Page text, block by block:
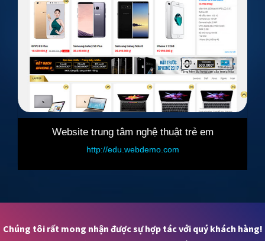
Website bán phụ
http://
thuật trẻ em
Chúng tôi rất mong nhận được sự hợp tác với quý khách hàng!